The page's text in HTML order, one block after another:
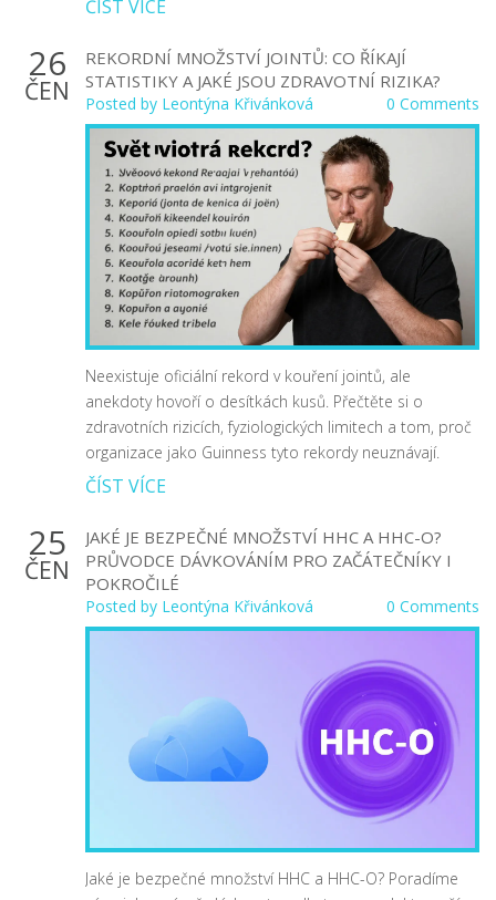
ČÍST VÍCE
26
ČEN
REKORDNÍ MNOŽSTVÍ JOINTŮ: CO ŘÍKAJÍ
STATISTIKY A JAKÉ JSOU ZDRAVOTNÍ RIZIKA?
Posted by Leontýna Křivánková 0 Comments
Neexistuje oficiální rekord v kouření jointů, ale
anekdoty hovoří o desítkách kusů. Přečtěte si o
zdravotních rizicích, fyziologických limitech a tom, proč
organizace jako Guinness tyto rekordy neuznávají.
ČÍST VÍCE
25
ČEN
JAKÉ JE BEZPEČNÉ MNOŽSTVÍ HHC A HHC-O?
PRŮVODCE DÁVKOVÁNÍM PRO ZAČÁTEČNÍKY I
POKROČILÉ
Posted by Leontýna Křivánková 0 Comments
Jaké je bezpečné množství HHC a HHC-O? Poradíme